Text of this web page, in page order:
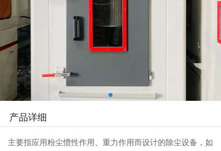
产品详细
主要指应用粉尘惯性作用、重力作用而设计的除尘设备，如